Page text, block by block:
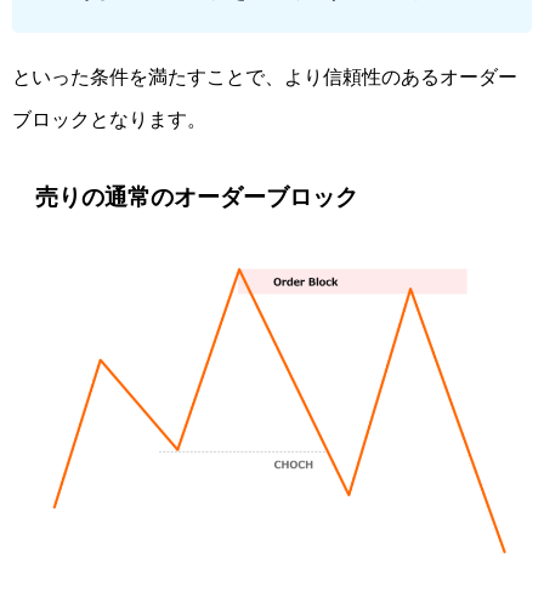
といった条件を満たすことで、より信頼性のあるオーダー
ブロックとなります。
売りの通常のオーダーブロック